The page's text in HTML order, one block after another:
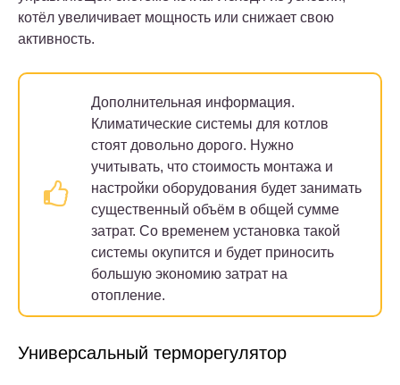
котёл увеличивает мощность или снижает свою
активность.
Дополнительная информация.
Климатические системы для котлов
стоят довольно дорого. Нужно
учитывать, что стоимость монтажа и
настройки оборудования будет занимать
существенный объём в общей сумме
затрат. Со временем установка такой
системы окупится и будет приносить
большую экономию затрат на
отопление.
Универсальный терморегулятор